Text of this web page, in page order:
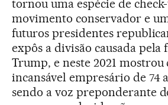
tornou uma espécie de
movimento conservador e
futuros presidentes
expôs a divisão causada
Trump, e neste 2021 mostrou
incansável empresário de 74
sendo a voz preponderante